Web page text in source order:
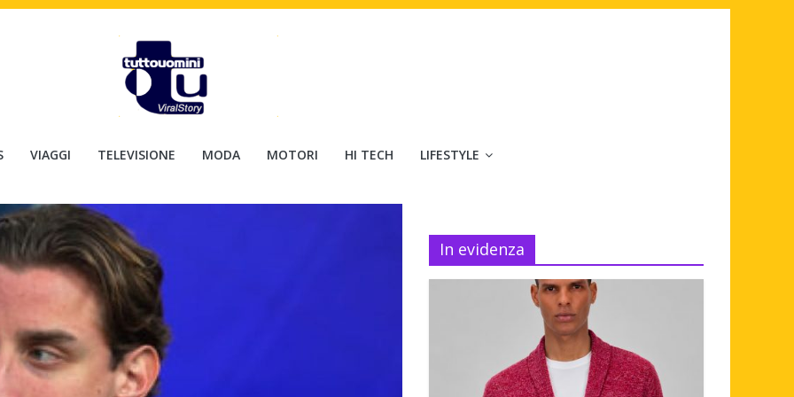
VIAGGI TELEVISIONE MODA MOTORI HI TECH LIFESTYLE
In evidenza